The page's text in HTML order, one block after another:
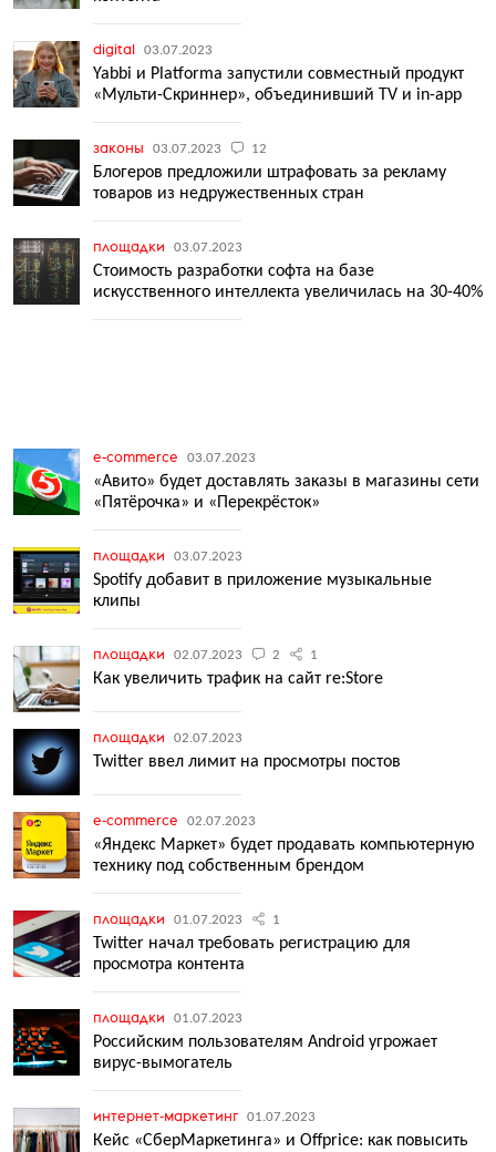
digital 03.07.2023
Yabbi и Platforma запустили совместный продукт
«Мульти-Скриннер», объединивший TV и in-app
законы 03.07.2023 12
Блогеров предложили штрафовать за рекламу
товаров из недружественных стран
площадки 03.07.2023
Стоимость разработки софта на базе
искусственного интеллекта увеличилась на 30-40%
e-commerce 03.07.2023
«Авито» будет доставлять заказы в магазины сети
«Пятёрочка» и «Перекрёсток»
площадки 03.07.2023
Spotify добавит в приложение музыкальные
клипы
площадки 02.07.2023 2 1
Как увеличить трафик на сайт re:Store
площадки 02.07.2023
Twitter ввел лимит на просмотры постов
e-commerce 02.07.2023
«Яндекс Маркет» будет продавать компьютерную
технику под собственным брендом
площадки 01.07.2023 1
Twitter начал требовать регистрацию для
просмотра контента
площадки 01.07.2023
Российским пользователям Android угрожает
вирус-вымогатель
интернет-маркетинг 01.07.2023
Кейс «СберМаркетинга» и Offprice: как повысить